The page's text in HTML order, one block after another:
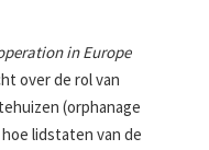
in Europe
over de rol van
(orphanage
lidstaten van de